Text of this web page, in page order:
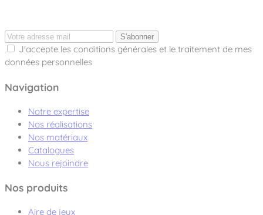
S'abonner
J'accepte les conditions générales et le traitement de mes
données personnelles
Navigation
Notre expertise
Nos réalisations
Nos matériaux
Catalogues
Nous rejoindre
Nos produits
Aire de jeux